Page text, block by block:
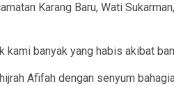
Karang Baru, Wati
banyak yang habis akibat
Afifah dengan senyum